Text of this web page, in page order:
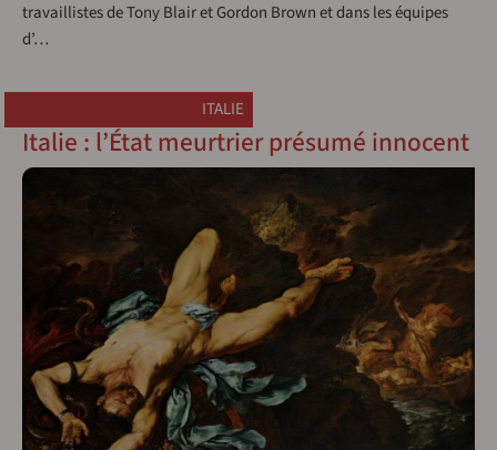
travaillistes de Tony Blair et Gordon Brown et dans les équipes
d’…
ITALIE
Italie : l’État meurtrier présumé innocent